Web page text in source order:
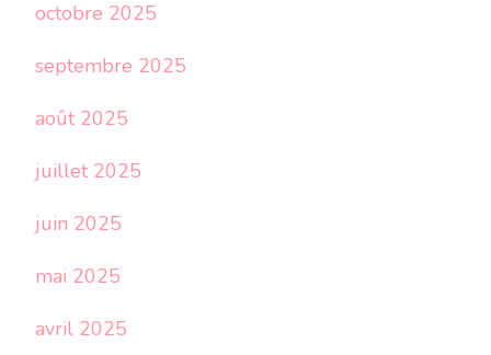
octobre 2025
septembre 2025
août 2025
juillet 2025
juin 2025
mai 2025
avril 2025